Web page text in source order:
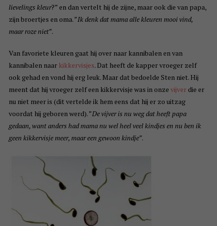
lievelings kleur?” en dan vertelt hij de zijne, maar ook die van papa,
zijn broertjes en oma. ”Ik denk dat mama alle kleuren mooi vind,
maar roze niet”.
Van favoriete kleuren gaat hij over naar kannibalen en van
kannibalen naar kikkervisjes. Dat heeft de kapper vroeger zelf
ook gehad en vond hij erg leuk. Maar dat bedoelde Sten niet. Hij
meent dat hij vroeger zelf een kikkervisje was in onze vijverdie er
nu niet meer is (dit vertelde ik hem eens dat hij er zo uitzag
voordat hij geboren werd). ”De vijver is nu weg dat heeft papa
gedaan, wantanders had mama nu wel heel veel kindjesen nu ben ik
geen kikkervisje meer, maar een gewoon kindje”.